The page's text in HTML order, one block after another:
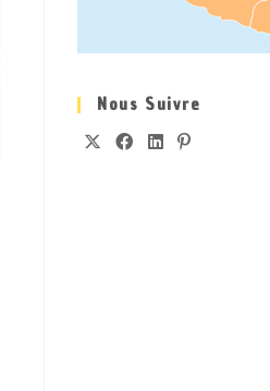
Nous Suivre